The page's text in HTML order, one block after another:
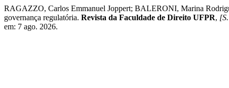
RAGAZZO, Carlos Emmanuel Joppert; BALERONI, Marina
governança regulatória. Revista da Faculdade de Direito UFPR,
em: 7 ago. 2026.